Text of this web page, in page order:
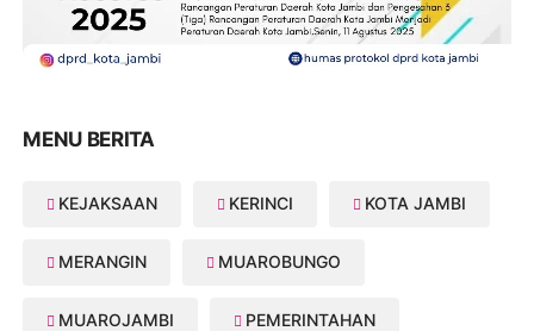
MENU BERITA
KEJAKSAAN KERINCI KOTA JAMBI
MERANGIN MUAROBUNGO
MUAROJAMBI PEMERINTAHAN